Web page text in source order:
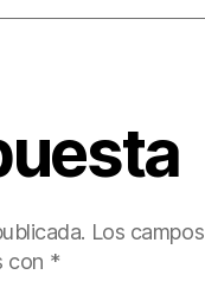
Los campos
con *